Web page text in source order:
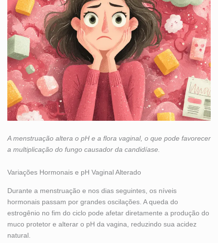
A menstruação altera o pH e a flora vaginal, o que pode favorecer
a multiplicação do fungo causador da candidíase.
Variações Hormonais e pH Vaginal Alterado
Durante a menstruação e nos dias seguintes, os níveis
hormonais passam por grandes oscilações. A queda do
estrogênio no fim do ciclo pode afetar diretamente a produção do
muco protetor e alterar o pH da vagina, reduzindo sua acidez
natural.